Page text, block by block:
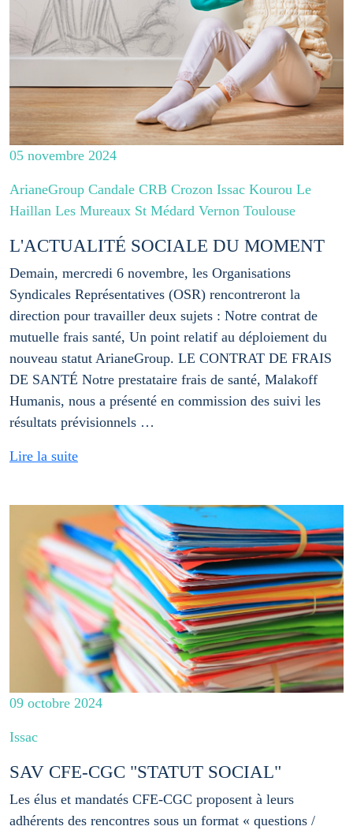
05 novembre 2024
ArianeGroup Candale CRB Crozon Issac Kourou Le
Haillan Les Mureaux St Médard Vernon Toulouse
L'ACTUALITÉ SOCIALE DU MOMENT
Demain, mercredi 6 novembre, les Organisations
Syndicales Représentatives (OSR) rencontreront la
direction pour travailler deux sujets : Notre contrat de
mutuelle frais santé, Un point relatif au déploiement du
nouveau statut ArianeGroup. LE CONTRAT DE FRAIS
DE SANTÉ Notre prestataire frais de santé, Malakoff
Humanis, nous a présenté en commission des suivi les
résultats prévisionnels …
Lire la suite
09 octobre 2024
Issac
SAV CFE-CGC "STATUT SOCIAL"
Les élus et mandatés CFE-CGC proposent à leurs
adhérents des rencontres sous un format « questions /